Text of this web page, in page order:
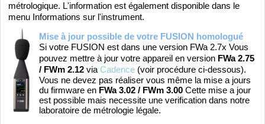
métrologique. L'information est également disponible dans le
menu Informations sur l'instrument.
Mise à jour possible de votre FUSION
homologué
Si votre FUSION est dans une version FWa 2.7x Vous
pouvez mettre à jour votre appareil en version FWa 2.75
/ FWm 2.12 via Cadence (voir procédure ci-dessous).
Vous ne devez pas réaliser vous même la mise a jours
du firmware en FWa 3.02 / FWm 3.00 Cette mise a jour
est possible mais necessite une verification dans notre
laboratoire de métrologie légale.